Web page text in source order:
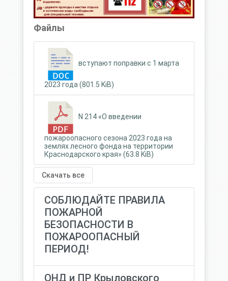
Файлы
вступают поправки с 1 марта
2023 года (801.5 KiB)
N 214 «О введении
пожароопасного сезона 2023 года на
землях лесного фонда на территории
Краснодарского края» (63.8 KiB)
Скачать все
СОБЛЮДАЙТЕ ПРАВИЛА
ПОЖАРНОЙ
БЕЗОПАСНОСТИ В
ПОЖАРООПАСНЫЙ
ПЕРИОД!
ОНД и ПР Крыловского